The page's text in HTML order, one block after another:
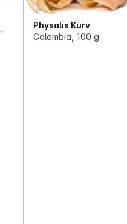
Physalis Kurv
Colombia, 100 g